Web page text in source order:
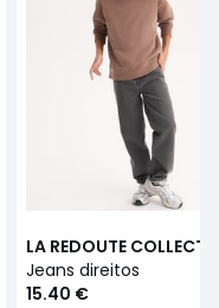
LA REDOUTE
Jeans direitos
15.40 €